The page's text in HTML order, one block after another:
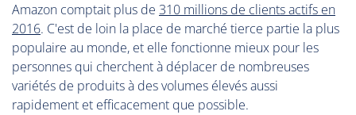
Amazon comptait plus de 310 millions de clients actifs en
2016. C'est de loin la place de marché tierce partie la plus
populaire au monde, et elle fonctionne mieux pour les
personnes qui cherchent à déplacer de nombreuses
variétés de produits à des volumes élevés aussi
rapidement et efficacement que possible.